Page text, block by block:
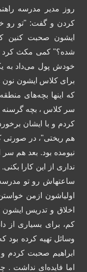
روز مدیر مدرسه
کردن و گفت: "تو رو
ایشون صحبت کنین
شده؟" کمی مکث کرد
خودش پول می‌داد به
برای کلاس ایشون نون
که اینها بچه‌های
سر کلاس ، بچه
کردم و با ایشان
هم ریختی"، در
نیومده بود. بعد هم سر
نداری از این کارا بکنی.
ساعتهاش رو تو مدرسه
اولیاشون ازمن
اخلاق و تدریس
كم، برای بسیاری از
وسائل تهیه کرده بود
ابراهیم صحبت کردم
اما فایده‌ای نداشت .